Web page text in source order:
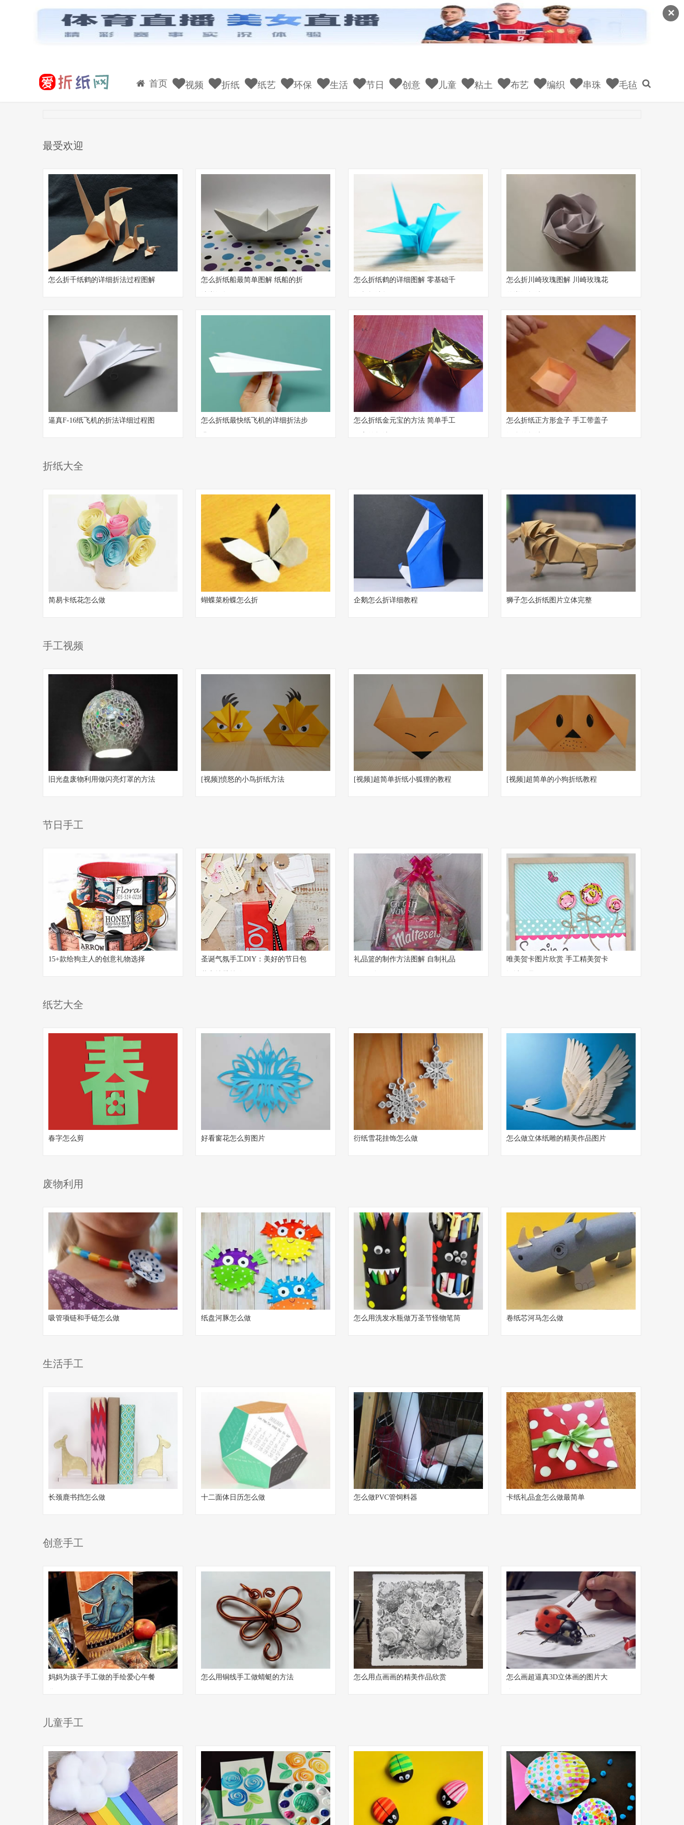
✕
首页 视频 折纸 纸艺 环保 生活 节日 创意 儿童 粘土 布艺 编织 串珠 毛毡
最受欢迎
怎么折千纸鹤的详细折法过程图解
怎么折纸船最简单图解 纸船的折
怎么折纸鹤的详细图解 零基础千
怎么折川崎玫瑰图解 川崎玫瑰花
逼真F-16纸飞机的折法详细过程图
怎么折纸最快纸飞机的详细折法步
怎么折纸金元宝的方法 简单手工
怎么折纸正方形盒子 手工带盖子
折纸大全
简易卡纸花怎么做 蝴蝶菜粉蝶怎么折 企鹅怎么折详细教程 狮子怎么折纸图片立体完整
手工视频
旧光盘废物利用做闪亮灯罩的方法 [视频]愤怒的小鸟折纸方法 [视频]超简单折纸小狐狸的教程 [视频]超简单的小狗折纸教程
节日手工
15+款给狗主人的创意礼物选择
圣诞气氛手工DIY：美好的节日包
礼品篮的制作方法图解 自制礼品
唯美贺卡图片欣赏 手工精美贺卡
纸艺大全
春字怎么剪 好看窗花怎么剪图片 衍纸雪花挂饰怎么做 怎么做立体纸雕的精美作品图片
废物利用
吸管项链和手链怎么做 纸盘河豚怎么做 怎么用洗发水瓶做万圣节怪物笔筒 卷纸芯河马怎么做
生活手工
长颈鹿书挡怎么做 十二面体日历怎么做 怎么做PVC管饲料器 卡纸礼品盒怎么做最简单
创意手工
妈妈为孩子手工做的手绘爱心午餐
怎么用铜线手工做蜻蜓的方法 怎么用点画画的精美作品欣赏
怎么画超逼真3D立体画的图片大
儿童手工